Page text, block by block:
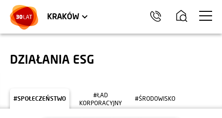
KRAKÓW
TRÓJMIASTO
LOKALE USŁUGOWE
DZIAŁANIA ESG
#SPOŁECZEŃSTWO
#ŁAD
KORPORACYJNY
#ŚRODOWISKO